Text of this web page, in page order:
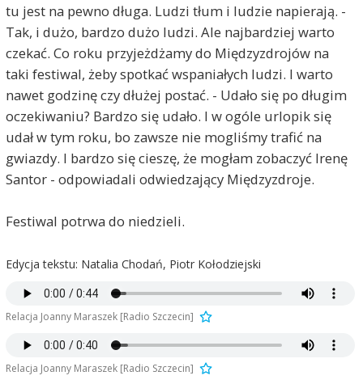
tu jest na pewno długa. Ludzi tłum i ludzie napierają. -
Tak, i dużo, bardzo dużo ludzi. Ale najbardziej warto
czekać. Co roku przyjeżdżamy do Międzyzdrojów na
taki festiwal, żeby spotkać wspaniałych ludzi. I warto
nawet godzinę czy dłużej postać. - Udało się po długim
oczekiwaniu? Bardzo się udało. I w ogóle urlopik się
udał w tym roku, bo zawsze nie mogliśmy trafić na
gwiazdy. I bardzo się cieszę, że mogłam zobaczyć Irenę
Santor - odpowiadali odwiedzający Międzyzdroje.
Festiwal potrwa do niedzieli.
Edycja tekstu: Natalia Chodań, Piotr Kołodziejski
Relacja Joanny Maraszek [Radio Szczecin]
Relacja Joanny Maraszek [Radio Szczecin]